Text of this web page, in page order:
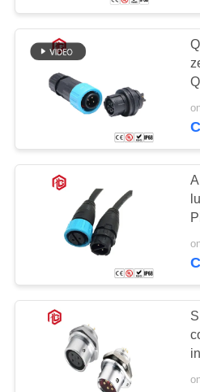
Het
Comité zet
Multi